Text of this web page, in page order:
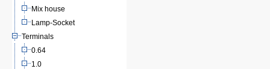
Mix house
Lamp-Socket
Terminals
0.64
1.0